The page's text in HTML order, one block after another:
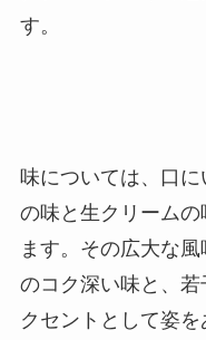
す。
味については、口
の味と生クリーム
ます。その広大な
のコク深い味と、
クセントとして姿を